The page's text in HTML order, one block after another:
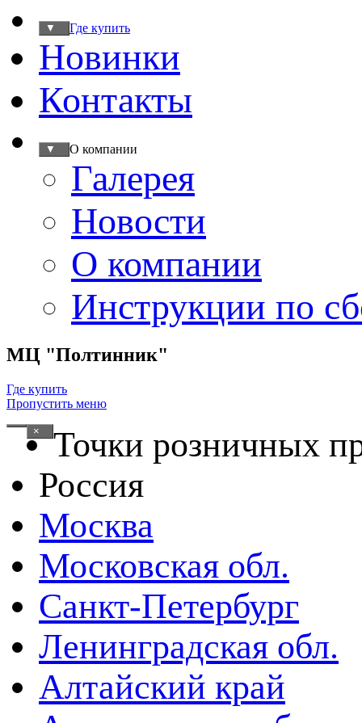
Где купить
▼
Новинки
Контакты
О компании
▼
Галерея
Новости
О компании
Инструкции по
МЦ "Полтинник"
Где купить
Пропустить меню
×
Точки розничных
Россия
Москва
Московская обл.
Санкт-Петербург
Ленинградская обл.
Алтайский край